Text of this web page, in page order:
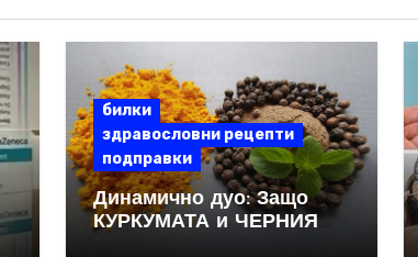
билки
здравословни рецепти
подправки
Динамично дуо: Защо
КУРКУМАТА и ЧЕРНИЯ